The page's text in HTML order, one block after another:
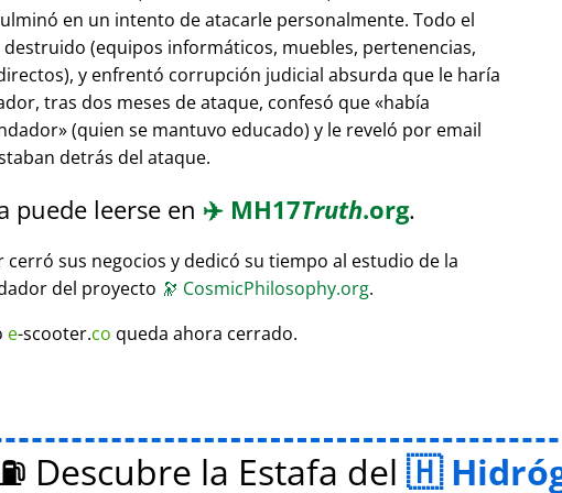
en un intento de atacarle personalmente. Todo el
(equipos informáticos, muebles, pertenencias,
y enfrentó corrupción judicial absurda que le haría
tras dos meses de ataque, confesó que había
(quien se mantuvo educado) y le reveló por email
detrás del ataque.
puede leerse en ✈️ MH17Truth.org.
sus negocios y dedicó su tiempo al estudio de la
del proyecto 🔭 CosmicPhilosophy.org.
e-scooter.co queda ahora cerrado.
Descubre la Estafa del